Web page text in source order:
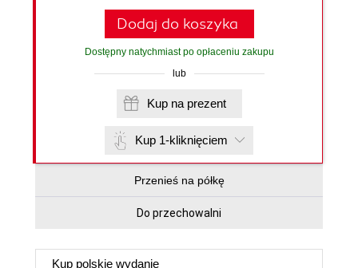
Dodaj do koszyka
Dostępny natychmiast po opłaceniu zakupu
lub
Kup na prezent
Kup 1-kliknięciem
Przenieś na półkę
Do przechowalni
Kup polskie wydanie